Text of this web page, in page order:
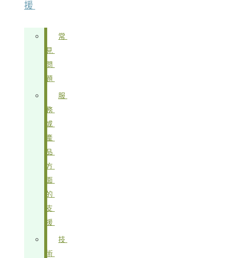
援
常
見
問
題
服
務
或
產
品
方
面
的
支
援
技
術